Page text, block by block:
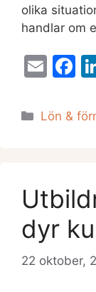
olika
handlar om
E
ai
F
c
o
k
Lön &
dyr
22 oktober,